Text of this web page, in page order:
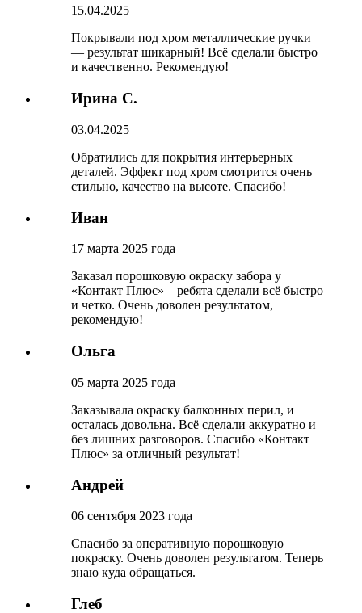
15.04.2025
Покрывали под хром металлические ручки
— результат шикарный! Всё сделали быстро
и качественно. Рекомендую!
Ирина С.
03.04.2025
Обратились для покрытия интерьерных
деталей. Эффект под хром смотрится очень
стильно, качество на высоте. Спасибо!
Иван
17 марта 2025 года
Заказал порошковую окраску забора у
«Контакт Плюс» – ребята сделали всё быстро
и четко. Очень доволен результатом,
рекомендую!
Ольга
05 марта 2025 года
Заказывала окраску балконных перил, и
осталась довольна. Всё сделали аккуратно и
без лишних разговоров. Спасибо «Контакт
Плюс» за отличный результат!
Андрей
06 сентября 2023 года
Спасибо за оперативную порошковую
покраску. Очень доволен результатом. Теперь
знаю куда обращаться.
Глеб